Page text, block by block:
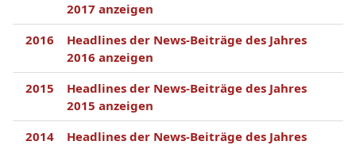
2017 anzeigen
2016
Headlines der News-Beiträge des Jahres
2016 anzeigen
2015
Headlines der News-Beiträge des Jahres
2015 anzeigen
2014
Headlines der News-Beiträge des Jahres